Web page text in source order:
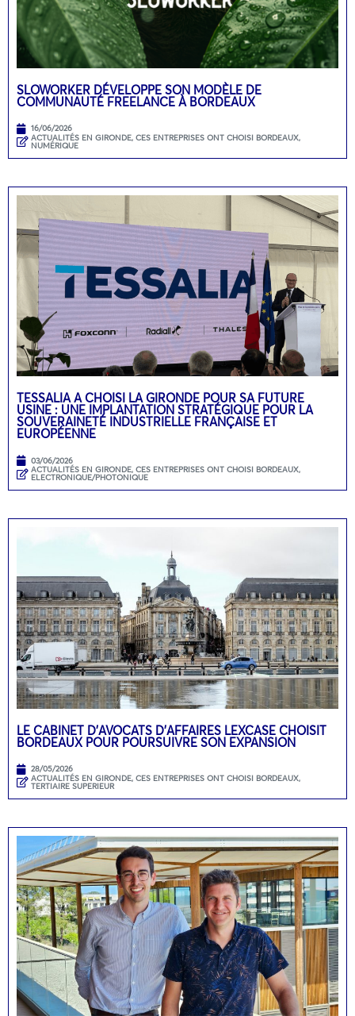
SLOWORKER DÉVELOPPE SON MODÈLE DE
COMMUNAUTÉ FREELANCE À BORDEAUX
16/06/2026
ACTUALITÉS EN GIRONDE, CES ENTREPRISES ONT CHOISI BORDEAUX,
NUMÉRIQUE
TESSALIA A CHOISI LA GIRONDE POUR SA FUTURE
USINE : UNE IMPLANTATION STRATÉGIQUE POUR LA
SOUVERAINETÉ INDUSTRIELLE FRANÇAISE ET
EUROPÉENNE
03/06/2026
ACTUALITÉS EN GIRONDE, CES ENTREPRISES ONT CHOISI BORDEAUX,
ELECTRONIQUE/PHOTONIQUE
LE CABINET D’AVOCATS D’AFFAIRES LEXCASE CHOISIT
BORDEAUX POUR POURSUIVRE SON EXPANSION
28/05/2026
ACTUALITÉS EN GIRONDE, CES ENTREPRISES ONT CHOISI BORDEAUX,
TERTIAIRE SUPERIEUR